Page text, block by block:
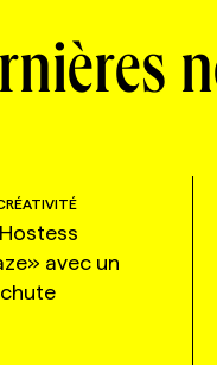
avec un